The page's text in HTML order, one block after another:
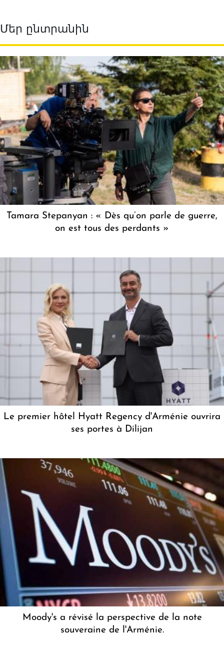
Մեր ընտրանին
Tamara Stepanyan : « Dès qu’on parle de guerre,
on est tous des perdants »
Le premier hôtel Hyatt Regency d'Arménie ouvrira
ses portes à Dilijan
Moody's a révisé la perspective de la note
souveraine de l'Arménie.